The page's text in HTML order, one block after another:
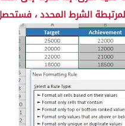
الشرط المحدد ،